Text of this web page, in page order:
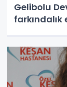
Gelibolu